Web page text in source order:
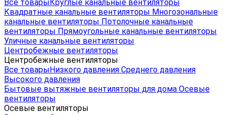
Все товарыКруглые канальные вентиляторы
Квадратные канальные вентиляторы Многозональные
канальные вентиляторы Потолочные канальные
вентиляторы Прямоугольные канальные вентиляторы
Уличные канальные вентиляторы
Центробежные вентиляторы
Центробежные вентиляторы
Все товарыНизкого давления Среднего давления
Высокого давления
Бытовые вытяжные вентиляторы для дома Осевые
вентиляторы
Осевые вентиляторы